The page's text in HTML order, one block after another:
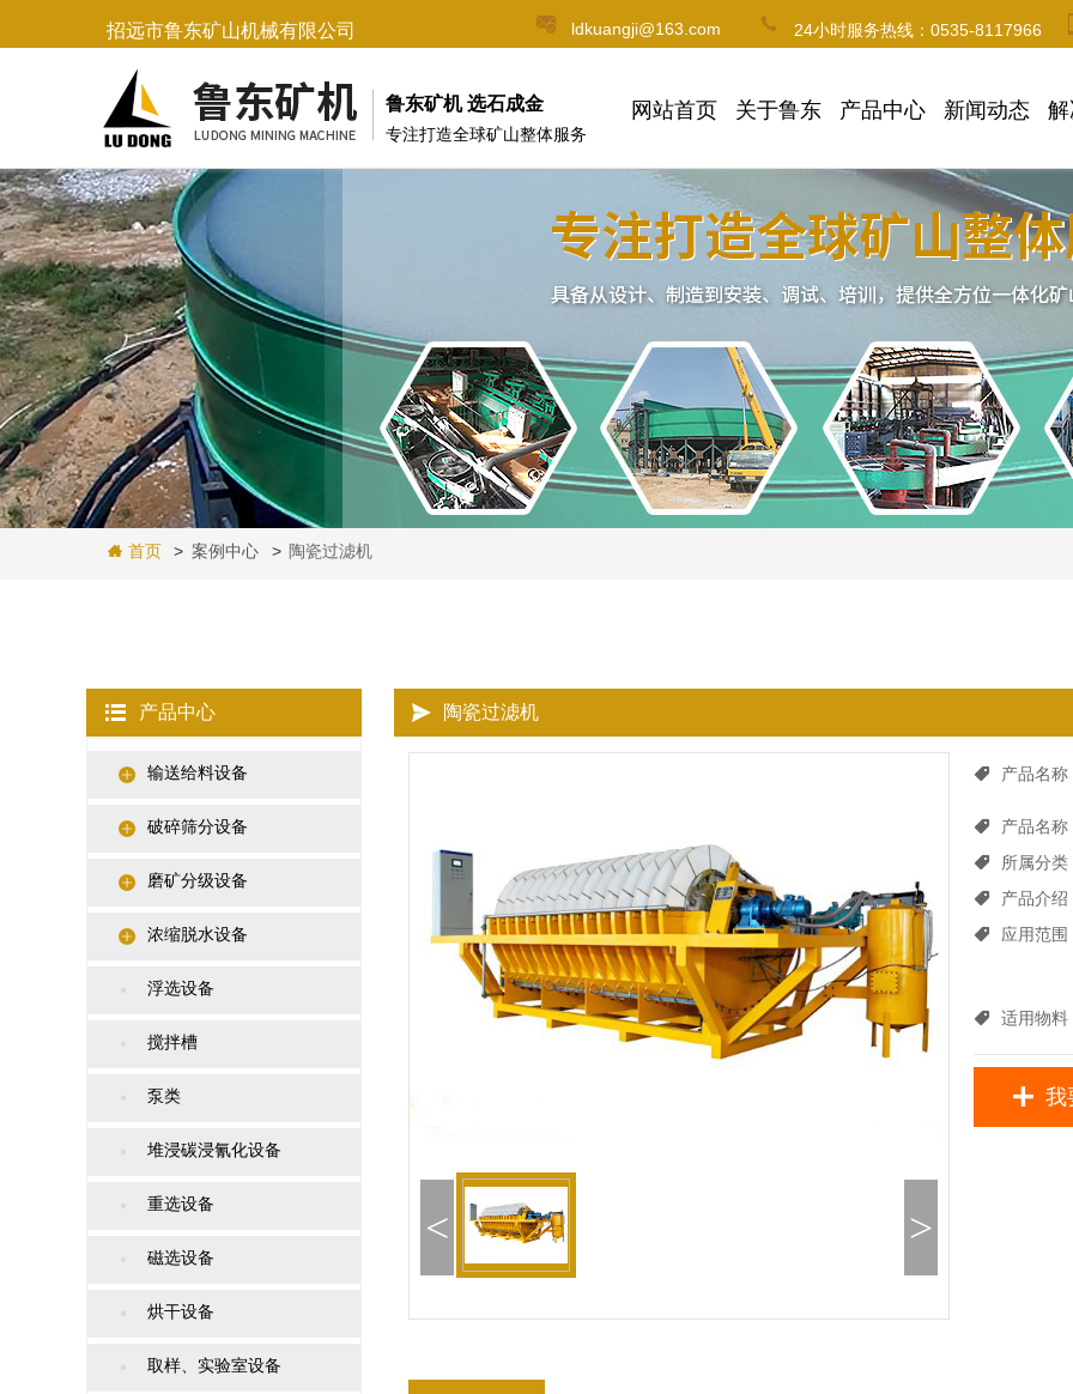
24小时服务热线：0535-8117966
ldkuangji@163.com
招远市鲁东矿山机械有限公司
鲁东矿机 选石成金 网站首页 关于鲁东 产品中心 新闻动态
专注打造全球矿山整体服务
首页 > 案例中心 > 陶瓷过滤机
产品中心
输送给料设备
破碎筛分设备
磨矿分级设备
浓缩脱水设备
浮选设备
搅拌槽
泵类
堆浸碳浸氰化设备
重选设备
磁选设备
烘干设备
取样、实验室设备
陶瓷过滤机
< >
产品名称
产品名称
所属分类
产品介绍
应用范围
适用物料
我